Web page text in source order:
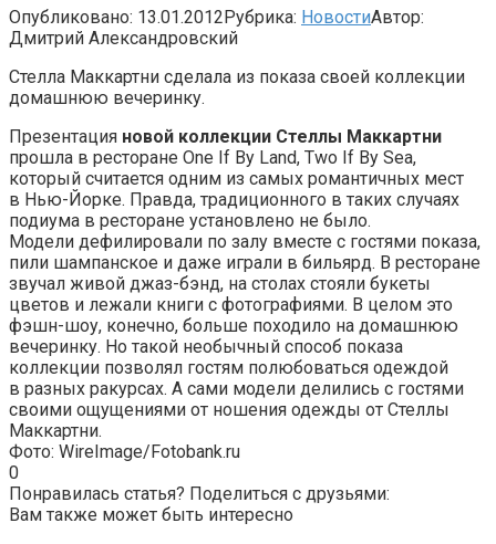
Опубликовано: 13.01.2012Рубрика: НовостиАвтор:
Дмитрий Александровский
Стелла Маккартни сделала из показа своей коллекции
домашнюю вечеринку.
Презентация новой коллекции Стеллы Маккартни
прошла в ресторане One If By Land, Two If By Sea,
который считается одним из самых романтичных мест
в Нью-Йорке. Правда, традиционного в таких случаях
подиума в ресторане установлено не было.
Модели дефилировали по залу вместе с гостями показа,
пили шампанское и даже играли в бильярд. В ресторане
звучал живой джаз-бэнд, на столах стояли букеты
цветов и лежали книги с фотографиями. В целом это
фэшн-шоу, конечно, больше походило на домашнюю
вечеринку. Но такой необычный способ показа
коллекции позволял гостям полюбоваться одеждой
в разных ракурсах. А сами модели делились с гостями
своими ощущениями от ношения одежды от Стеллы
Маккартни.
Фото: WireImage/Fotobank.ru
0
Понравилась статья? Поделиться с друзьями:
Вам также может быть интересно